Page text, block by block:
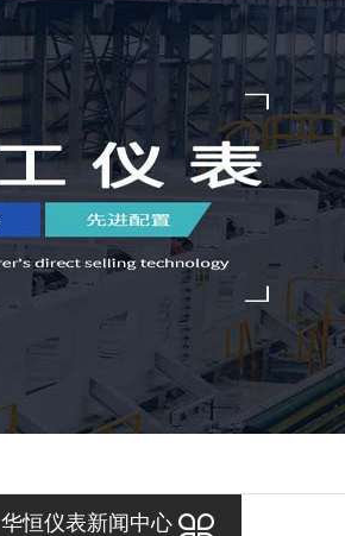
华恒仪表新闻中心